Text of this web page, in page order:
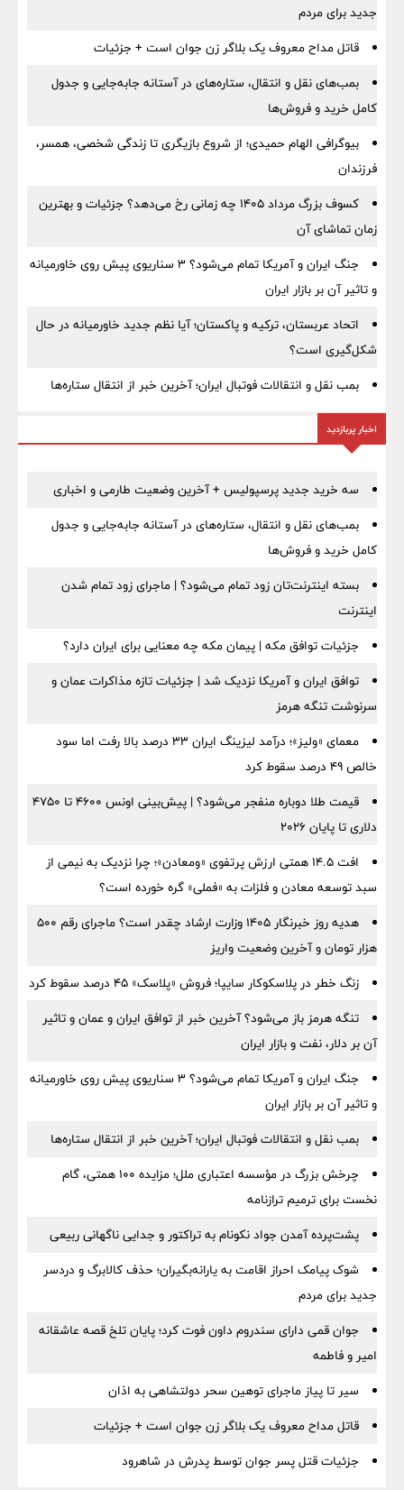
جدید برای مردم
قاتل مداح معروف یک بلاگر زن جوان است + جزئیات
بمب‌های نقل و انتقال، ستاره‌های در آستانه جابه‌جایی و جدول
کامل خرید و فروش‌ها
بیوگرافی الهام حمیدی؛ از شروع بازیگری تا زندگی شخصی، همسر،
فرزندان
کسوف بزرگ مرداد ۱۴۰۵ چه زمانی رخ می‌دهد؟ جزئیات و بهترین
زمان تماشای آن
جنگ ایران و آمریکا تمام می‌شود؟ ۳ سناریوی پیش روی خاورمیانه
و تاثیر آن بر بازار ایران
اتحاد عربستان، ترکیه و پاکستان؛ آیا نظم جدید خاورمیانه در حال
شکل‌گیری است؟
بمب نقل‌ و انتقالات فوتبال ایران؛ آخرین خبر از انتقال ستاره‌ها
اخبار پربازدید
سه خرید جدید پرسپولیس + آخرین وضعیت طارمی و اخباری
بمب‌های نقل و انتقال، ستاره‌های در آستانه جابه‌جایی و جدول
کامل خرید و فروش‌ها
بسته اینترنت‌تان زود تمام می‌شود؟ | ماجرای زود تمام شدن
اینترنت
جزئیات توافق مکه | پیمان مکه چه معنایی برای ایران دارد؟
توافق ایران و آمریکا نزدیک شد | جزئیات تازه مذاکرات عمان و
سرنوشت تنگه هرمز
معمای «ولیز»؛ درآمد لیزینگ ایران ۳۳ درصد بالا رفت اما سود
خالص ۴۹ درصد سقوط کرد
قیمت طلا دوباره منفجر می‌شود؟ | پیش‌بینی اونس ۴۶۰۰ تا ۴۷۵۰
دلاری تا پایان ۲۰۲۶
افت ۱۴.۵ همتی ارزش پرتفوی «ومعادن»؛ چرا نزدیک به نیمی از
سبد توسعه معادن و فلزات به «فملی» گره خورده است؟
هدیه روز خبرنگار ۱۴۰۵ وزارت ارشاد چقدر است؟ ماجرای رقم ۵۰۰
هزار تومان و آخرین وضعیت واریز
زنگ خطر در پلاسکوکار سایپا؛ فروش «پلاسک» ۴۵ درصد سقوط کرد
تنگه هرمز باز می‌شود؟ آخرین خبر از توافق ایران و عمان و تاثیر
آن بر دلار، نفت و بازار ایران
جنگ ایران و آمریکا تمام می‌شود؟ ۳ سناریوی پیش روی خاورمیانه
و تاثیر آن بر بازار ایران
بمب نقل‌ و انتقالات فوتبال ایران؛ آخرین خبر از انتقال ستاره‌ها
چرخش بزرگ در مؤسسه اعتباری ملل؛ مزایده ۱۰۰ همتی، گام
نخست برای ترمیم ترازنامه
پشت‌پرده آمدن جواد نکونام به تراکتور و جدایی ناگهانی ربیعی
شوک پیامک احراز اقامت به یارانه‌بگیران؛ حذف کالابرگ و دردسر
جدید برای مردم
جوان قمی دارای سندروم داون فوت کرد؛ پایان تلخ قصه عاشقانه
امیر و فاطمه
سیر تا پیاز ماجرای توهین سحر دولتشاهی به اذان
قاتل مداح معروف یک بلاگر زن جوان است + جزئیات
جزئیات قتل پسر جوان توسط پدرش در شاهرود